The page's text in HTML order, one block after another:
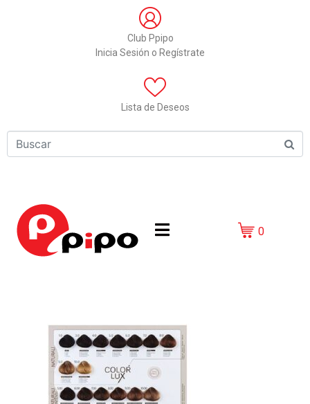
Club Ppipo
Inicia Sesión o Regístrate
Lista de Deseos
0